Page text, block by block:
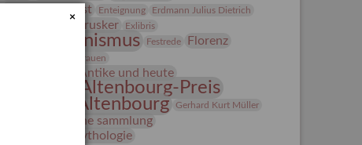
Entartete Kunst
Enteignung
Erdmann Julius Dietrich
estrusker Exlibris
Expressionismus Festrede Florenz
frauen
Frauen in der Antike und heute
Gerhard-Altenbourg-Preis
Gerhard Altenbourg
Gerhard Kurt Müller
grafische sammlung
griechische Mythologie
×